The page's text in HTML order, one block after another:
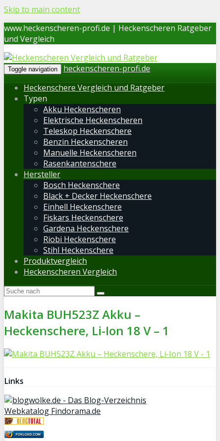
Skip to main content
www.heckenscheren-profi.de | Heckenscheren Ratgeber
und Vergleich
Toggle navigation
heckenscheren-profi.de
Heckenschere Vergleich und Ratgeber
Typen
Akku Heckenscheren
Elektrische Heckenscheren
Teleskop Heckenschere
Benzin Heckenscheren
Manuelle Heckenscheren
Rasenkantenschere
Hersteller
Bosch Heckenschere
Black + Decker Heckenschere
Einhell Heckenschere
Fiskars Heckenschere
Gardena Heckenschere
Riobi Heckenschere
Stihl Heckenschere
Produktvergleich
Heckenscheren Vergleich
Makita BUH523Z Akku –
Heckenschere, Li-Ion 18 V – 1
Links
Webkatalog Findorama.de
FOXLOAD.COM